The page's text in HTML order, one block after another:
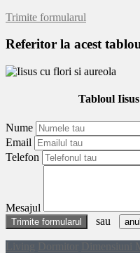
Trimite formularul
Referitor la acest
Tabloul
Nume
Email
Telefon
Mesajul
sau